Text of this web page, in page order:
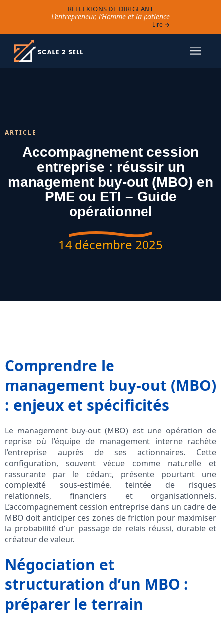
RÉFLEXIONS DE DIRIGEANT
L’entrepreneur, l’Homme et la patience
Lire →
ARTICLE
Accompagnement cession
entreprise : réussir un
management buy-out (MBO) en
PME ou ETI – Guide
opérationnel
14 décembre 2025
Comprendre le
management buy-out (MBO)
: enjeux et spécificités
Le management buy-out (MBO) est une opération de
reprise où l’équipe de management interne rachète
l’entreprise auprès de ses actionnaires. Cette
configuration, souvent vécue comme naturelle et
rassurante par le cédant, présente pourtant une
complexité sous-estimée, teintée de risques
relationnels, financiers et organisationnels.
L’accompagnement cession entreprise dans un cadre de
MBO doit anticiper ces zones de friction pour maximiser
la probabilité d’un passage de relais réussi, durable et
créateur de valeur.
Négociation et
structuration d’un MBO :
préparer le terrain